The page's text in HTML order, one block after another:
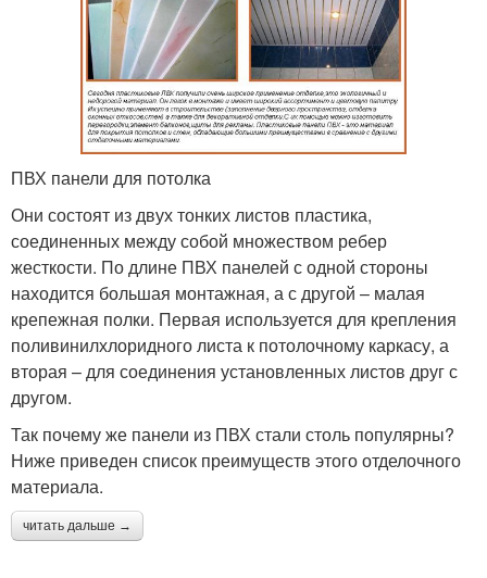
ПВХ панели для потолка
Они состоят из двух тонких листов пластика,
соединенных между собой множеством ребер
жесткости. По длине ПВХ панелей с одной стороны
находится большая монтажная, а с другой – малая
крепежная полки. Первая используется для крепления
поливинилхлоридного листа к потолочному каркасу, а
вторая – для соединения установленных листов друг с
другом.
Так почему же панели из ПВХ стали столь популярны?
Ниже приведен список преимуществ этого отделочного
материала.
читать дальше →